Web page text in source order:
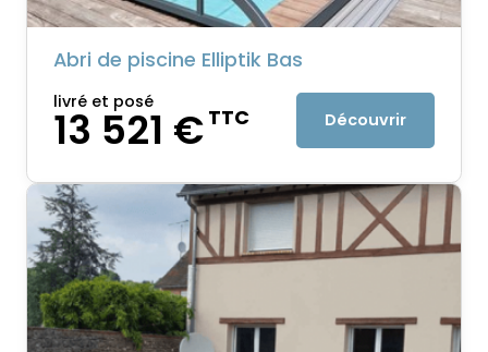
Abri de piscine Elliptik Bas
livré et posé
13 521 €TTC Découvrir